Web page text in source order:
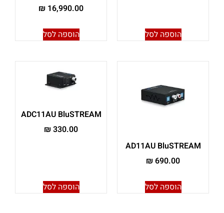
הוספה לסל
₪ 16,990.00
הוספה לסל
AD11AU BluSTREAM
₪ 690.00
הוספה לסל
ADC11AU BluSTREAM
₪ 330.00
הוספה לסל